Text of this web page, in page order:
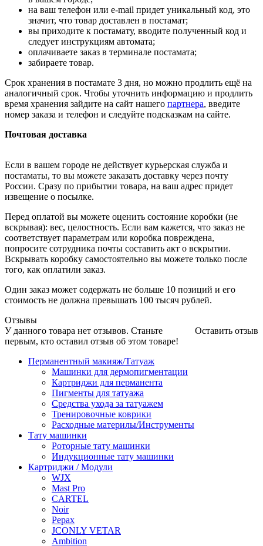
на ваш телефон или e-mail придет уникальный код, это
значит, что товар доставлен в постамат;
вы приходите к постамату, вводите полученный код и
следует инструкциям автомата;
оплачиваете заказ в терминале постамата;
забираете товар.
Срок хранения в постамате 3 дня, но можно продлить ещё на
аналогичный срок. Чтобы уточнить информацию и продлить
время хранения зайдите на сайт нашего партнера, введите
номер заказа и телефон и следуйте подсказкам на сайте.
Почтовая доставка
Если в вашем городе не действует курьерская служба и
постаматы, то вы можете заказать доставку через почту
России. Сразу по прибытии товара, на ваш адрес придет
извещение о посылке.
Перед оплатой вы можете оценить состояние коробки (не
вскрывая): вес, целостность. Если вам кажется, что заказ не
соответствует параметрам или коробка повреждена,
попросите сотрудника почты составить акт о вскрытии.
Вскрывать коробку самостоятельно вы можете только после
того, как оплатили заказ.
Один заказ может содержать не больше 10 позиций и его
стоимость не должна превышать 100 тысяч рублей.
Отзывы
Оставить отзыв
У данного товара нет отзывов. Станьте
первым, кто оставил отзыв об этом товаре!
Перманентный макияж/Татуаж
Машинки для дермопигментации
Картриджи для перманента
Пигменты для татуажа
Средства ухода за татуажем
Тренировочные коврики
Расходные материлы/Инструменты
Тату машинки
Роторные тату машинки
Индукционные тату машинки
Картриджи / Модули
WJX
Mast Pro
CARTEL
Noir
Pepax
JCONLY VETAR
Ambition